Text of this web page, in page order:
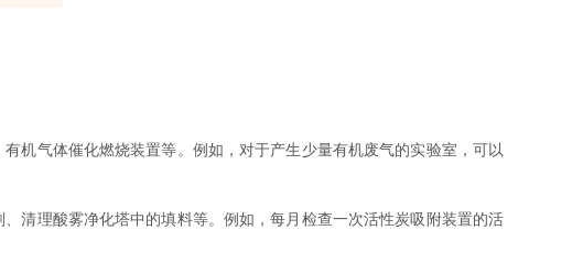
气体催化燃烧装置等。例如，对于产生少量有机废气的实验室，可以
理酸雾净化塔中的填料等。例如，每月检查一次活性炭吸附装置的活